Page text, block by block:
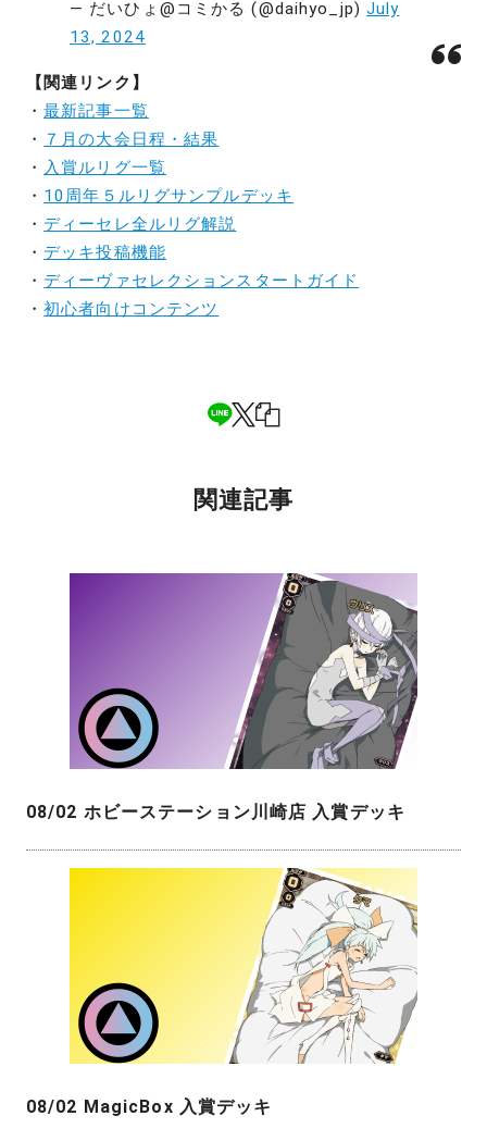
— だいひょ@コミかる (@daihyo_jp) July
13, 2024
【関連リンク】
・最新記事一覧
・
７月の大会日程・結果
・ 入賞ルリグ一覧
・ 10周年５ルリグサンプルデッキ
・ ディーセレ全ルリグ解説
・ デッキ投稿機能
・ ディーヴァセレクションスタートガイド
・初心者向けコンテンツ
関連記事
08/02 ホビーステーション川崎店 入賞デッキ
08/02 MagicBox 入賞デッキ